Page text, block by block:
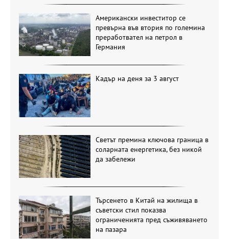
Американски инвеститор се
превърна във втория по големина
преработвател на петрол в
Германия
Кадър на деня за 3 август
Светът премина ключова граница в
соларната енергетика, без никой
да забележи
Търсенето в Китай на жилища в
съветски стил показва
ограниченията пред съживяването
на пазара